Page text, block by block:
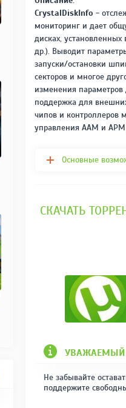
CrystalDiskInfo -
мониторинг и дает
дисках,
др.). Выводит
запуски/остановки
секторов и многое
изменения параметров
поддержка для
чипов и контроллеров
управления AAM и
Основные
СКАЧАТЬ
УВАЖАЕМЫЙ
Не забывайте
поддержите